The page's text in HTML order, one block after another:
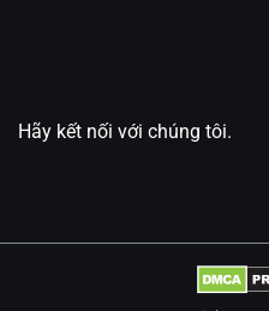
Hãy kết nối với chúng tôi.